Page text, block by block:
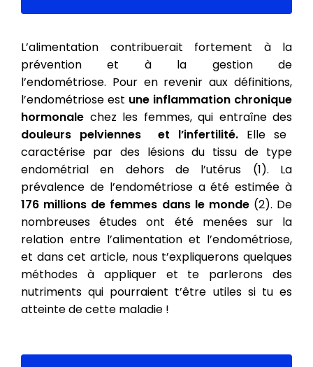
L’alimentation contribuerait fortement à la
prévention et à la gestion de
l’endométriose. Pour en revenir aux définitions,
l’endométriose est une inflammation chronique
hormonale chez les femmes, qui entraîne des
douleurs pelviennes et l’infertilité. Elle se
caractérise par des lésions du tissu de type
endométrial en dehors de l’utérus (1). La
prévalence de l’endométriose a été estimée à
176 millions de femmes dans le monde(2). De
nombreuses études ont été menées sur la
relation entre l’alimentation et l’endométriose,
et dans cet article, nous t’expliquerons quelques
méthodes à appliquer et te parlerons des
nutriments qui pourraient t’être utiles si tu es
atteinte de cette maladie !